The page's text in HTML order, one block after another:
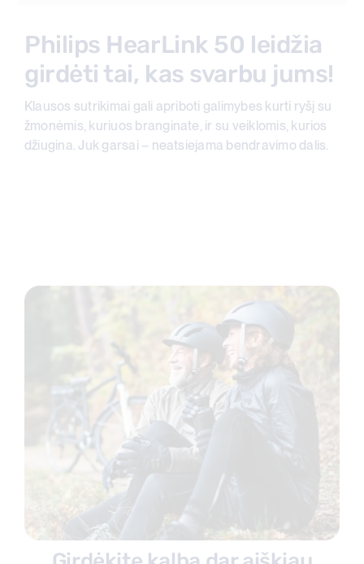
Philips HearLink 50 leidžia
girdėti tai, kas svarbu jums!
Klausos sutrikimai gali apriboti galimybes kurti ryšį su
žmonėmis, kuriuos branginate, ir su veiklomis, kurios
džiugina. Juk garsai – neatsiejama bendravimo dalis.